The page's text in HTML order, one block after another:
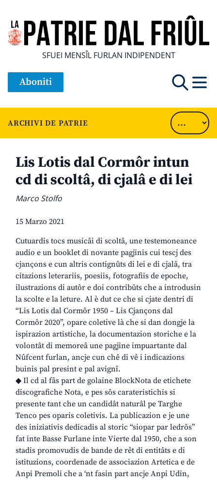
SFUEI MENSÎL FURLAN INDIPENDENT
Aboniti
ARCHIVI DE PATRIE
Lis Lotis dal Cormôr intun
cd di scoltâ, di cjalâ e di lei
Marco Stolfo
15 Marzo 2021
Cutuardis tocs musicâi di scoltâ, une testemoneance
audio e un booklet di novante pagjinis cui tescj des
cjançons e cun altris contignûts di lei e di cjalâ, tra
citazions leterariis, poesiis, fotografiis de epoche,
ilustrazions di autôr e doi contribûts che a introdusin
la scolte e la leture. Al è dut ce che si cjate dentri di
“Lis Lotis dal Cormôr 1950 – Lis Cjançons dal
Cormôr 2020”, opare coletive là che si dan dongje la
ispirazion artistiche, la documentazion storiche e la
volontât di memoreâ une pagjine impuartante dal
Nûfcent furlan, ancje cun chê di vê i indicazions
buinis pal presint e pal avignî.
◆ Il cd al fâs part de golaine BlockNota de etichete
discografiche Nota, e pes sôs carateristichis si
presente tant che un candidât naturâl pe Targhe
Tenco pes oparis coletivis. La publicazion e je une
des iniziativis dedicadis al storic “siopar par ledrôs”
fat inte Basse Furlane inte Vierte dal 1950, che a son
stadis promovudis de bande de rêt di entitâts e di
istituzions, coordenade de associazion Artetica e de
Anpi Premoli che a ‘nt fasin part ancje Anpi Udin,